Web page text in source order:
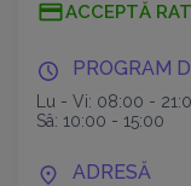
ACCEPTĂ
PROGRAM
Lu - Vi: 08:00 -
Sâ: 10:00 - 15:00
ADRESĂ